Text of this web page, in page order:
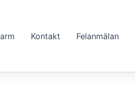
Kontakt Felanmälan